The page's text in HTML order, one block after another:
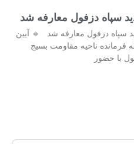
سپاه دزفول معارفه شد
سپاه دزفول معارفه شد 🔹 آیین
فرمانده ناحیه مقاومت بسیج
با حضور